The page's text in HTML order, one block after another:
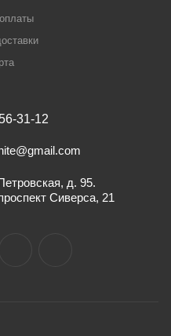
31-12
д. 95.
Сиверса, 21